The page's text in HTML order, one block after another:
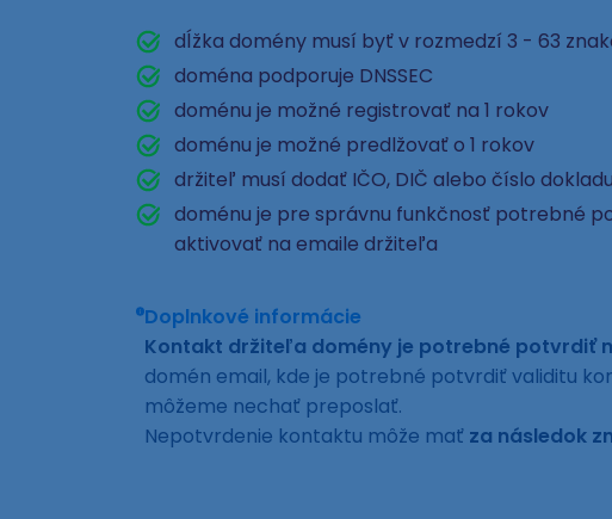
dĺžka domény musí byť v rozmedzí 3 - 63
doména podporuje DNSSEC
doménu je možné registrovať na 1 rokov
doménu je možné predlžovať o 1 rokov
držiteľ musí dodať IČO, DIČ alebo číslo dokladu
doménu je pre správnu funkčnosť potrebné
aktivovať na emaile držiteľa
Doplnkové informácie
Kontakt držiteľa domény je potrebné potvrdiť
domén email, kde je potrebné potvrdiť validitu
môžeme nechať preposlať.
Nepotvrdenie kontaktu môže mať za následok